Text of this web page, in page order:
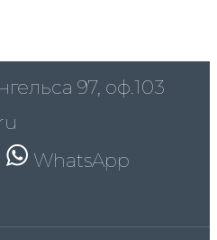
97, оф.103
WhatsApp